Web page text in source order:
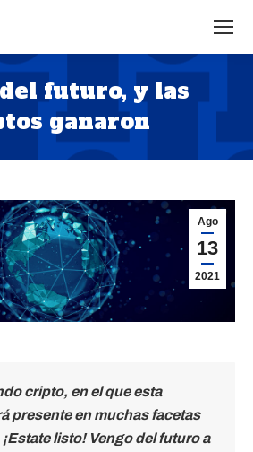
futuro, y las
ganaron
Estás aquí:
Ago
13
2021
cripto, en el que esta
presente en muchas facetas
listo! Vengo del futuro a